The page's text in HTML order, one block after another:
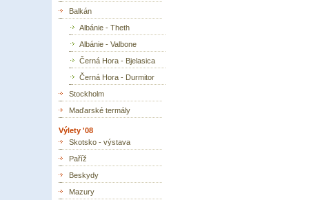
Balkán
Albánie - Theth
Albánie - Valbone
Černá Hora - Bjelasica
Černá Hora - Durmitor
Stockholm
Maďarské termály
Výlety '08
Skotsko - výstava
Paříž
Beskydy
Mazury